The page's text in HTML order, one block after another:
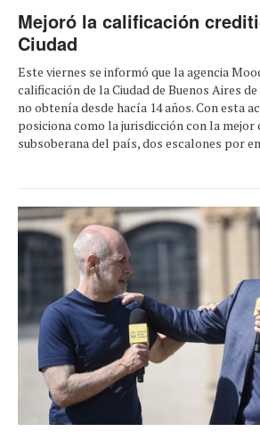
Mejoró la calificación
Ciudad
Este viernes se informó que la agencia
calificación de la Ciudad de Buenos Aires de
no obtenía desde hacía 14 años. Con esta
posiciona como la jurisdicción con la
subsoberana del país, dos escalones por